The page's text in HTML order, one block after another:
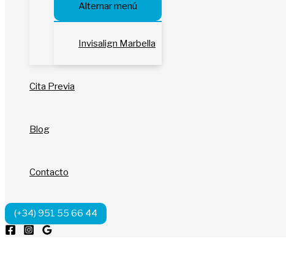
Alternar menú
Invisalign Marbella
Cita Previa
Blog
Contacto
(+34) 951 55 66 44